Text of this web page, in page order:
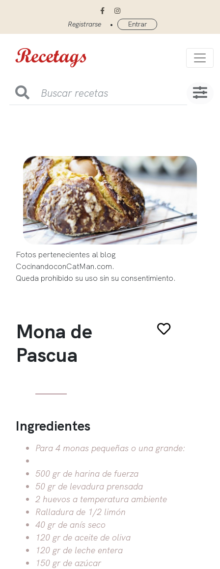
Registrarse • Entrar
Fotos pertenecientes al blog
CocinandoconCatMan.com.
Queda prohibido su uso sin su consentimiento.
Mona de
Pascua
Ingredientes
Para 4 monas pequeñas o una grande:
500 gr de harina de fuerza
50 gr de levadura prensada
2 huevos a temperatura ambiente
Ralladura de 1/2 limón
40 gr de anís seco
120 gr de aceite de oliva
120 gr de leche entera
150 gr de azúcar